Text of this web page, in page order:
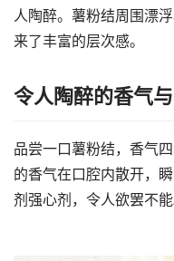
人陶醉。薯粉结周围漂
来了丰富的层次感。
令人陶醉的香气
品尝一口薯粉结，香气
的香气在口腔内散开，
剂强心剂，令人欲罢不能